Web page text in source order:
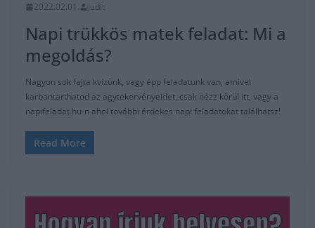
2022.02.01. Judit
Napi trükkös matek feladat: Mi a
megoldás?
Nagyon sok fajta kvízünk, vagy épp feladatunk van, amivel
karbantarthatod az agytekervényeidet, csak nézz körül itt, vagy a
napifeladat.hu-n ahol további érdekes napi feladatokat találhatsz!
Read More